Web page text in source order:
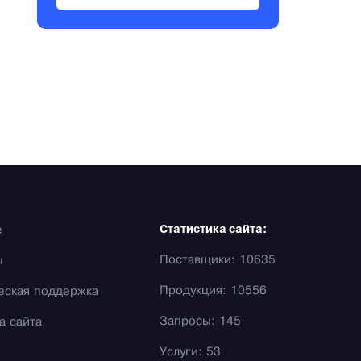
поддержка
сайта
Статистика сайта:
Поставщики: 10635
Продукция: 10556
Запросы: 145
Услуги: 53